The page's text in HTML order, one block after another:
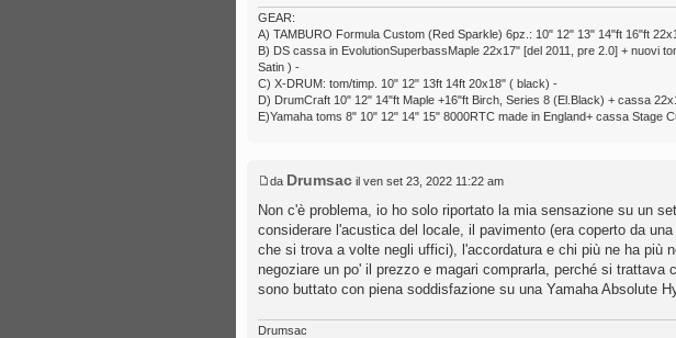
GEAR:
A) TAMBURO Formula Custom (Red Sparkle) 6pz.: 10" 12" 13" 14"ft 16"ft
B) DS cassa in EvolutionSuperbassMaple 22x17" [del 2011, pre 2.0] + nuovi
Satin ) -
C) X-DRUM: tom/timp. 10" 12" 13ft 14ft 20x18" ( black) -
D) DrumCraft 10" 12" 14"ft Maple +16"ft Birch, Series 8 (El.Black) + cassa
E)Yamaha toms 8" 10" 12" 14" 15" 8000RTC made in England+ cassa Stage
da Drumsac il ven set 23, 2022 11:22 am
Non c'è problema, io ho solo riportato la mia sensazione su un
considerare l'acustica del locale, il pavimento (era coperto da
che si trova a volte negli uffici), l'accordatura e chi più ne ha più
negoziare un po' il prezzo e magari comprarla, perché si trattava
sono buttato con piena soddisfazione su una Yamaha Absolute
Drumsac